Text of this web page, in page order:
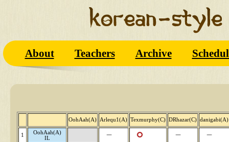
About Teachers Archive
OohAah(A) Arlequ1(A) Texmurphy(C) DRhazar(C) danigabi(A)
1
OohAah(A)
IL